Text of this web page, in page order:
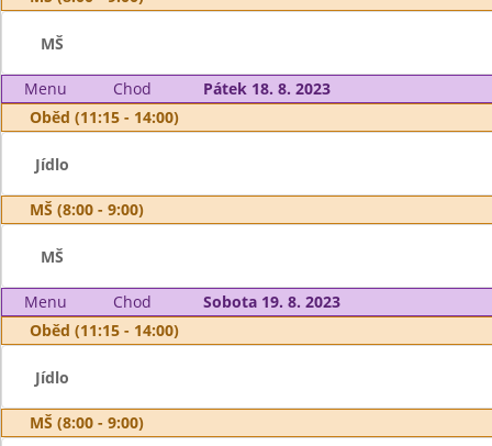
MŠ
Menu Chod
Pátek 18. 8. 2023
Oběd (11:15 - 14:00)
Jídlo
MŠ (8:00 - 9:00)
MŠ
Menu Chod
Sobota 19. 8. 2023
Oběd (11:15 - 14:00)
Jídlo
MŠ (8:00 - 9:00)